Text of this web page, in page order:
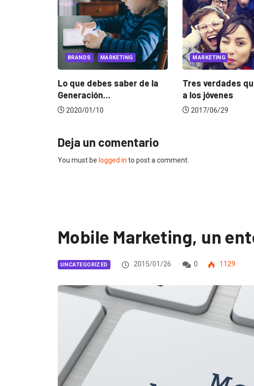
MARKETING
Lo que debes saber de la
Generación...
2020/01/10
MARKETING
Tres verdades que
a los jóvenes
2017/06/29
Deja un comentario
You must be logged in to post a comment.
Mobile Marketing, un
UNCATEGORIZED 2015/01/26 0 1129